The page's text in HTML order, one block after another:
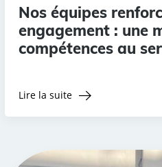
Nos équipes
engagement : une
compétences au
Lire la suite